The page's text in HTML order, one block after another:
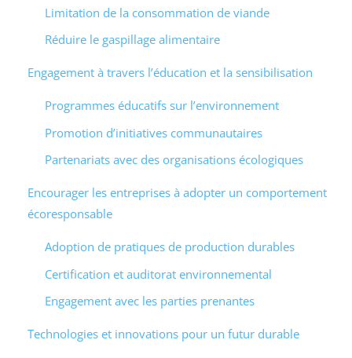
Limitation de la consommation de viande
Réduire le gaspillage alimentaire
Engagement à travers l’éducation et la sensibilisation
Programmes éducatifs sur l’environnement
Promotion d’initiatives communautaires
Partenariats avec des organisations écologiques
Encourager les entreprises à adopter un comportement
écoresponsable
Adoption de pratiques de production durables
Certification et auditorat environnemental
Engagement avec les parties prenantes
Technologies et innovations pour un futur durable